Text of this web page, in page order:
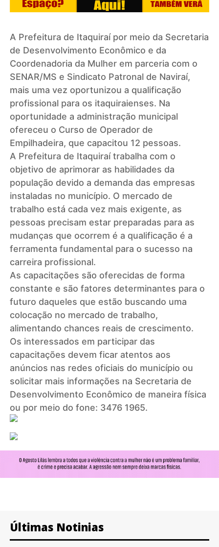
A Prefeitura de Itaquiraí por meio da Secretaria
de Desenvolvimento Econômico e da
Coordenadoria da Mulher em parceria com o
SENAR/MS e Sindicato Patronal de Naviraí,
mais uma vez oportunizou a qualificação
profissional para os itaquiraienses. Na
oportunidade a administração municipal
ofereceu o Curso de Operador de
Empilhadeira, que capacitou 12 pessoas.
A Prefeitura de Itaquiraí trabalha com o
objetivo de aprimorar as habilidades da
população devido a demanda das empresas
instaladas no município. O mercado de
trabalho está cada vez mais exigente, as
pessoas precisam estar preparadas para as
mudanças que ocorrem é a qualificação é a
ferramenta fundamental para o sucesso na
carreira profissional.
As capacitações são oferecidas de forma
constante e são fatores determinantes para o
futuro daqueles que estão buscando uma
colocação no mercado de trabalho,
alimentando chances reais de crescimento.
Os interessados em participar das
capacitações devem ficar atentos aos
anúncios nas redes oficiais do município ou
solicitar mais informações na Secretaria de
Desenvolvimento Econômico de maneira física
ou por meio do fone: 3476 1965.
Últimas Notinias